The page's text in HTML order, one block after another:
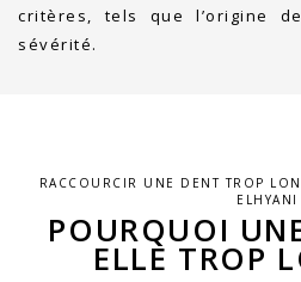
critères, tels que l’origine
sévérité.
RACCOURCIR UNE DENT TROP
ELHYANI
POURQUOI
ELLE TROP